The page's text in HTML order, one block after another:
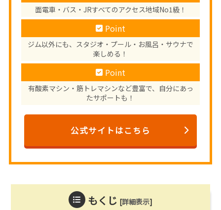
面電車・バス・JRすべてのアクセス地域No1級！
Point
ジム以外にも、スタジオ・プール・お風呂・サウナで
楽しめる！
Point
有酸素マシン・筋トレマシンなど豊富で、自分にあっ
たサポートも！
公式サイトはこちら
もくじ [詳細表示]